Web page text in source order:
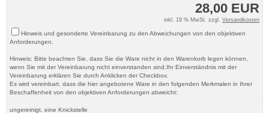
28,00 EUR
inkl. 19 % MwSt. zzgl. Versandkosten
Hinweis und gesonderte Vereinbarung zu den Abweichungen von den objektiven
Anforderungen.
Hinweis: Bitte beachten Sie, dass Sie die Ware nicht in den Warenkorb legen können,
wenn Sie mit der Vereinbarung nicht einverstanden sind.Ihr Einverständnis mit der
Vereinbarung erklären Sie durch Anklicken der Checkbox.
Es wird vereinbart, dass die hier angebotene Ware in den folgenden Merkmalen in Ihrer
Beschaffenheit von den objektiven Anforderungen abweicht:
ungereinigt, eine Knickstelle